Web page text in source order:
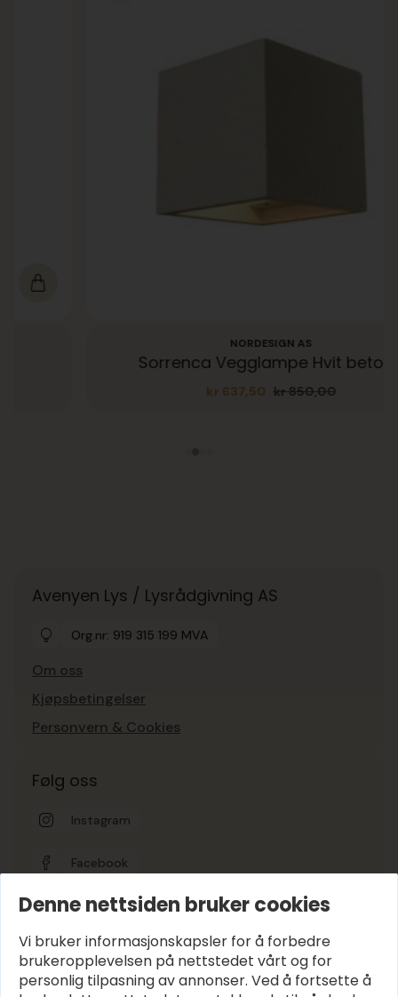
NORDESIGN AS
Sorrenca Vegglampe Hvit betong
kr850,00
Opprinnelig
637,50 Nåværende
Avenyen Lys / Lysrådgivning AS
Org.nr: 919 315 199 MVA
Om oss
Kjøpsbetingelser
Personvern & Cookies
Følg oss
Instagram
Facebook
Google-vurdering
Hold deg oppdatert
Denne nettsiden bruker cookies
Vi bruker informasjonskapsler for å forbedre
brukeropplevelsen på nettstedet vårt og for
personlig tilpasning av annonser. Ved å fortsette å